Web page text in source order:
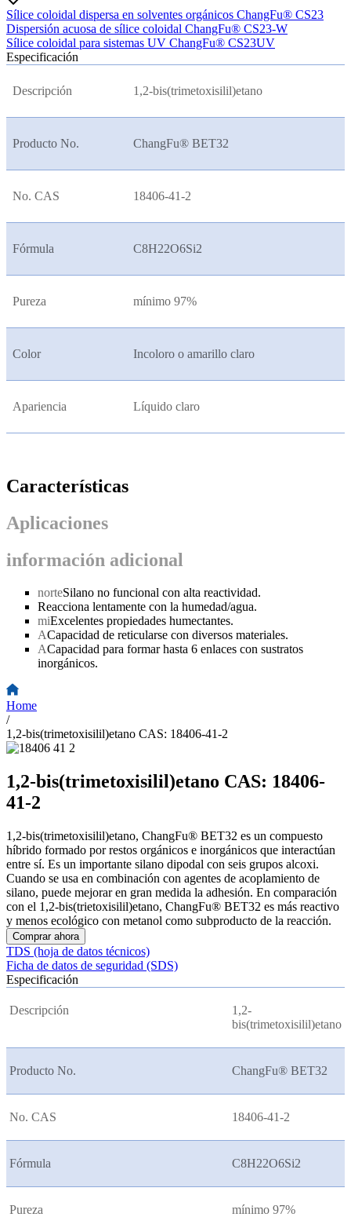
Sílice coloidal dispersa en solventes orgánicos ChangFu® CS23
Dispersión acuosa de sílice coloidal ChangFu® CS23-W
Sílice coloidal para sistemas UV ChangFu® CS23UV
Especificación
Descripción 1,2-bis(trimetoxisilil)etano
Producto No. ChangFu® BET32
No. CAS 18406-41-2
Fórmula C8H22O6Si2
Pureza mínimo 97%
Color Incoloro o amarillo claro
Apariencia Líquido claro
Características
Aplicaciones
información adicional
norteSilano no funcional con alta reactividad.
Reacciona lentamente con la humedad/agua.
miExcelentes propiedades humectantes.
ACapacidad de reticularse con diversos materiales.
ACapacidad para formar hasta 6 enlaces con sustratos
inorgánicos.
Home
/
1,2-bis(trimetoxisilil)etano CAS: 18406-41-2
1,2-bis(trimetoxisilil)etano CAS: 18406-
41-2
1,2-bis(trimetoxisilil)etano, ChangFu® BET32 es un compuesto
híbrido formado por restos orgánicos e inorgánicos que interactúan
entre sí. Es un importante silano dipodal con seis grupos alcoxi.
Cuando se usa en combinación con agentes de acoplamiento de
silano, puede mejorar en gran medida la adhesión. En comparación
con el 1,2-bis(trietoxisilil)etano, ChangFu® BET32 es más reactivo
y menos ecológico con metanol como subproducto de la reacción.
Comprar ahora
TDS (hoja de datos técnicos)
Ficha de datos de seguridad (SDS)
Especificación
Descripción
1,2-
bis(trimetoxisilil)etano
Producto No. ChangFu® BET32
No. CAS 18406-41-2
Fórmula C8H22O6Si2
Pureza mínimo 97%